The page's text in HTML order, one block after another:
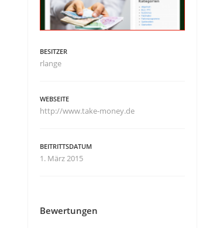
BESITZER
rlange
WEBSEITE
http://www.take-money.de
BEITRITTSDATUM
1. März 2015
Bewertungen